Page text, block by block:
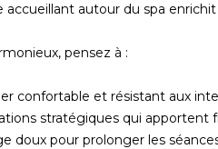
autour du spa
pensez à :
confortable et résistant aux
stratégiques qui apportent
doux pour prolonger les